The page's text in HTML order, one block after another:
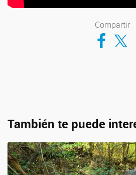
Compartir
Compartir en
También te puede